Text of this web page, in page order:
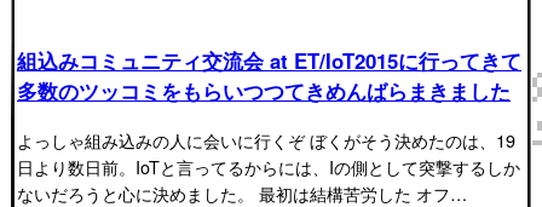
組込みコミュニティ交流会 at ET/IoT2015に行ってきて
多数のツッコミをもらいつつてきめんばらまきました
よっしゃ組み込みの人に会いに行くぞ ぼくがそう決めたのは、19
日より数日前。IoTと言ってるからには、Iの側として突撃するしか
ないだろうと心に決めました。 最初は結構苦労した オフ…